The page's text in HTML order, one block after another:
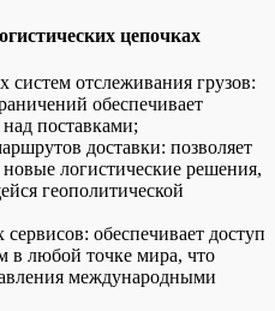
цепочках
отслеживания грузов:
обеспечивает
поставками;
доставки: позволяет
новые логистические решения,
геополитической
обеспечивает доступ
любой точке мира, что
международными